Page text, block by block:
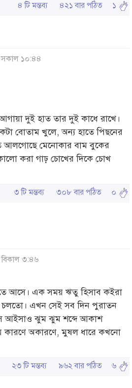
৪ টি মন্তব্য ৪২১ বার পঠিত ১
সকাল ১০:৪৪
দুই হাত তার দুই কাধে রাখে।
বোতাম খুলে, অন্য হাতে পিছনের
আলগোছে মেনোকার বাম বুকের
করা গাঢ় চোখের দিকে চোখ
৩ টি মন্তব্য ৩০৮ বার পঠিত ০
বিকাল ৩:৪৬
আসে। এক সময় ঋতু হিসাব কইরা
চলতো। এখন সেই সব দিন পুরাতন
আইসাও ঝুম ঝুম শব্দে আকাশ
কারণে অকারণে, মুষল ধারে কখনো
২৩ টি মন্তব্য ৯৬২ বার পঠিত৬